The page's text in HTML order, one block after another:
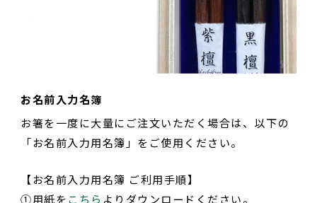
お名前入力名簿
お箸を一度に大量にご注文いただく場合は、以下の
「お名前入力用名簿」をご使用ください。
【お名前入力用名簿 ご利用手順】
①用紙をこちら よりダウンロードください。